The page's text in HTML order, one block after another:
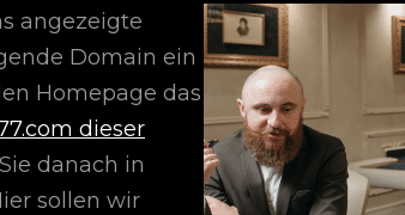
angezeigte
Domain ein
Homepage das
dieser
danach in
sollen wir